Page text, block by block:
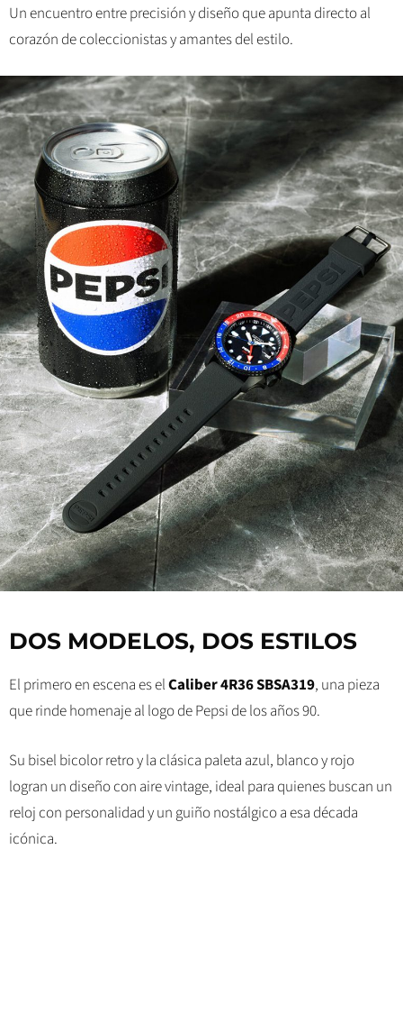
Un encuentro entre precisión y diseño que apunta directo al
corazón de coleccionistas y amantes del estilo.
DOS MODELOS, DOS ESTILOS
El primero en escena es elCaliber 4R36 SBSA319, una pieza
que rinde homenaje al logo de Pepsi de los años 90.
Su bisel bicolor retro y la clásica paleta azul, blanco y rojo
logran un diseño con aire vintage, ideal para quienes buscan un
reloj con personalidad y un guiño nostálgico a esa década
icónica.